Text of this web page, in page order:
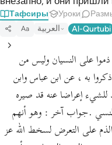
Тафсиры Уроки
Aa العربية Al-Qurtubi
على النسيان وليس من
به ، عن ابن عباس وابن
إعراضا عنه قد صيره
.جواب آخر : وهو أنهم
على التعرض لسخط الله عز